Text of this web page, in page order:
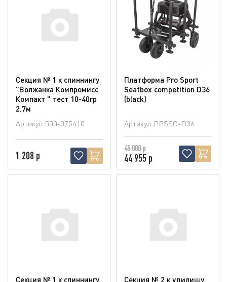
Секция № 1 к спиннингу
"Волжанка Компромисс
Компакт " тест 10-40гр
2.7м
Артикул 500-075410
1 208 р
Платформа Pro Sport
Seatbox competition D36
(blaсk)
Артикул PPSSC-D36
45 000 р
44 955 р
Секция № 1 к спиннингу
Секция № 2 к удилищу